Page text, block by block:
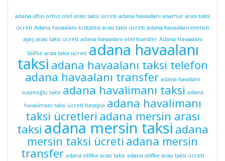
adana altın orfoz otel arası taksi ücreti adana havaalanı anamur arası taksi
ücreti Adana havaalanı kızkalesi arası taksi ücreti adana havaalanı mersin
ayaş arası taksi ücreti adana havaalanı otel transfer Adana Havaalanı
Silifke arası taksi ücreti adana havaalanı
taksi adana havaalanı taksi telefon
adana havaalanı transfer adana havalanı
susanoğlu taksi adana havalimanı taksi adana
havalimanı taksi ücreti hesapla adana havalimanı
taksi ücretleri adana mersin arası
taksi adana mersin taksi adana
mersin taksi ücreti adana mersin
transfer adana silifke arası taksi adana silifke arası taksi ücreti